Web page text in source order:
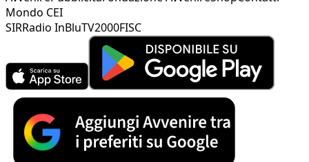
Mondo CEI
SIRRadio InBluTV2000FISC